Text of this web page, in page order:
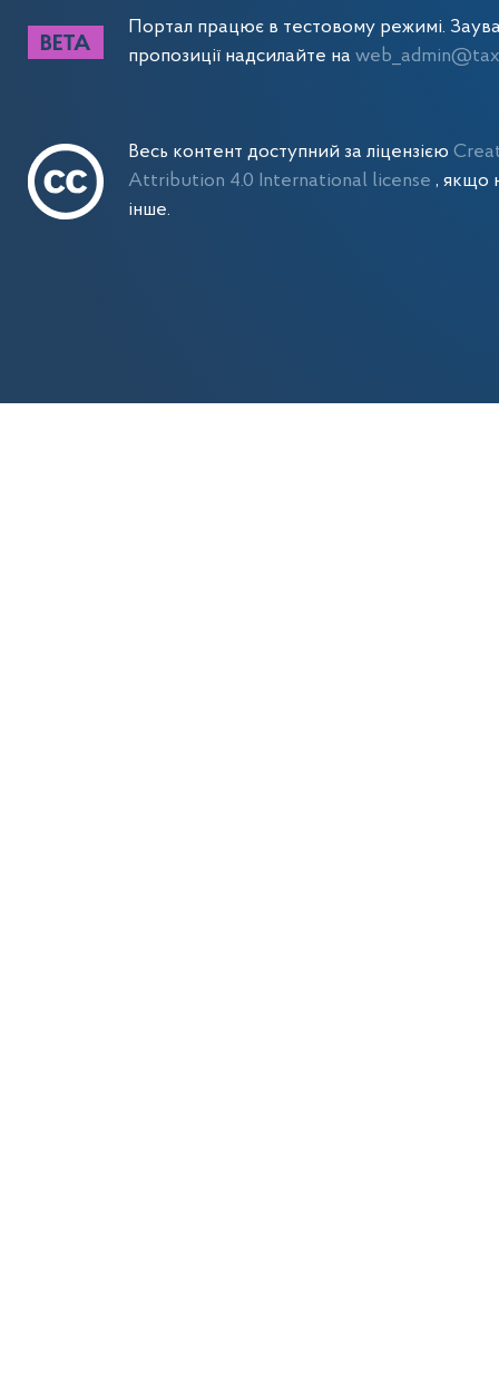
Портал працює в тестовому режимі.
пропозиції надсилайте на
Весь контент доступний за ліцензією
Attribution 4.0 International license , якщо
інше.